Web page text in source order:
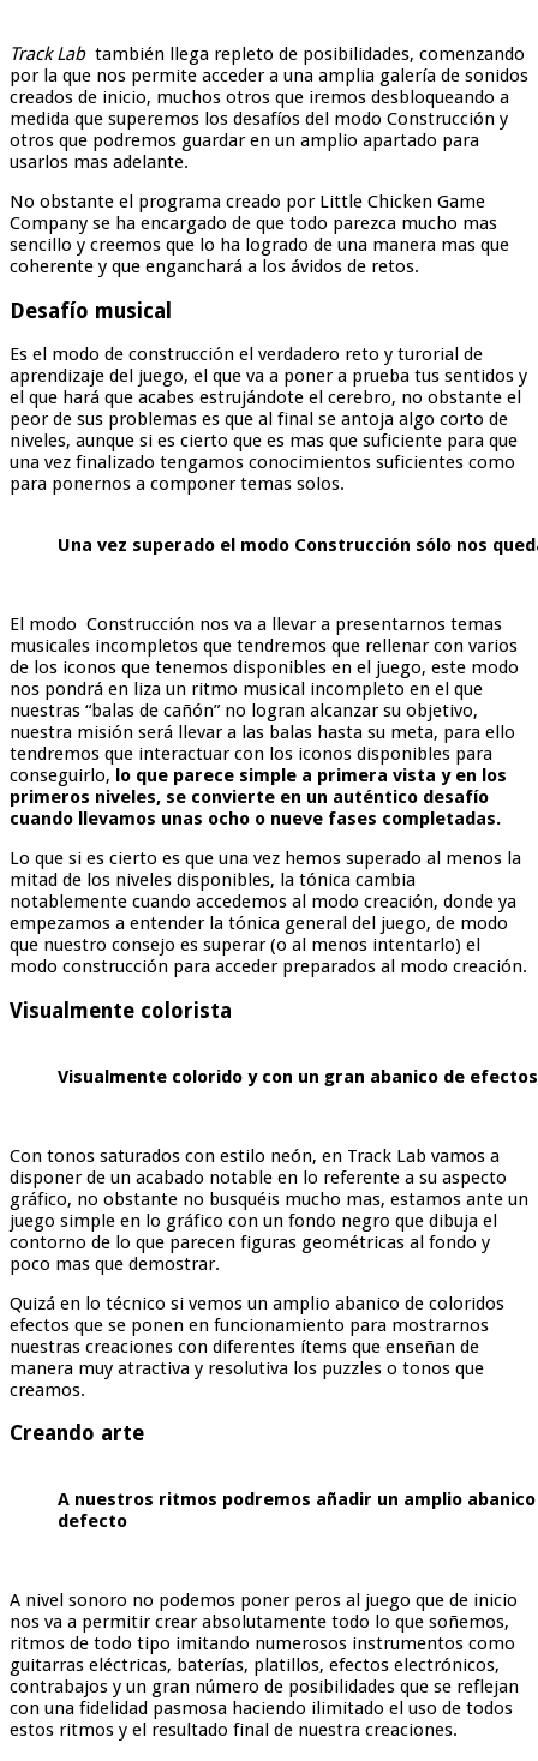
Track Labtambién llega repleto de posibilidades, comenzando
por la que nos permite acceder a una amplia galería de sonidos
creados de inicio, muchos otros que iremos desbloqueando a
medida que superemos los desafíos del modo Construcción y
otros que podremos guardar en un amplio apartado para
usarlos mas adelante.
No obstante el programa creado por Little Chicken Game
Company se ha encargado de que todo parezca mucho mas
sencillo y creemos que lo ha logrado de una manera mas que
coherente y que enganchará a los ávidos de retos.
Desafío musical
Es el modo de construcción el verdadero reto y turorial de
aprendizaje del juego, el que va a poner a prueba tus sentidos y
el que hará que acabes estrujándote el cerebro, no obstante el
peor de sus problemas es que al final se antoja algo corto de
niveles, aunque si es cierto que es mas que suficiente para que
una vez finalizado tengamos conocimientos suficientes como
para ponernos a componer temas solos.
Una vez superado el modo Construcción sólo nos
El modo Construcción nos va a llevar a presentarnos temas
musicales incompletos que tendremos que rellenar con varios
de los iconos que tenemos disponibles en el juego, este modo
nos pondrá en liza un ritmo musical incompleto en el que
nuestras “balas de cañón” no logran alcanzar su objetivo,
nuestra misión será llevar a las balas hasta su meta, para ello
tendremos que interactuar con los iconos disponibles para
conseguirlo, lo que parece simple a primera vista y en los
primeros niveles, se convierte en un auténtico desafío
cuando llevamos unas ocho o nueve fases completadas.
Lo que si es cierto es que una vez hemos superado al menos la
mitad de los niveles disponibles, la tónica cambia
notablemente cuando accedemos al modo creación, donde ya
empezamos a entender la tónica general del juego, de modo
que nuestro consejo es superar (o al menos intentarlo) el
modo construcción para acceder preparados al modo creación.
Visualmente colorista
Visualmente colorido y con un gran abanico de efectos
Con tonos saturados con estilo neón, en Track Lab vamos a
disponer de un acabado notable en lo referente a su aspecto
gráfico, no obstante no busquéis mucho mas, estamos ante un
juego simple en lo gráfico con un fondo negro que dibuja el
contorno de lo que parecen figuras geométricas al fondo y
poco mas que demostrar.
Quizá en lo técnico si vemos un amplio abanico de coloridos
efectos que se ponen en funcionamiento para mostrarnos
nuestras creaciones con diferentes ítems que enseñan de
manera muy atractiva y resolutiva los puzzles o tonos que
creamos.
Creando arte
A nuestros ritmos podremos añadir un amplio
defecto
A nivel sonoro no podemos poner peros al juego que de inicio
nos va a permitir crear absolutamente todo lo que soñemos,
ritmos de todo tipo imitando numerosos instrumentos como
guitarras eléctricas, baterías, platillos, efectos electrónicos,
contrabajos y un gran número de posibilidades que se reflejan
con una fidelidad pasmosa haciendo ilimitado el uso de todos
estos ritmos y el resultado final de nuestra creaciones.